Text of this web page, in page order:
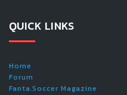
QUICK LINKS
Home
Forum
Fanta.Soccer Magazine